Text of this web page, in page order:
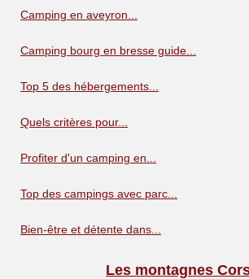
Camping en aveyron...
Camping bourg en bresse guide...
Top 5 des hébergements...
Quels critères pour...
Profiter d'un camping en...
Top des campings avec parc...
Bien-être et détente dans...
Les montagnes